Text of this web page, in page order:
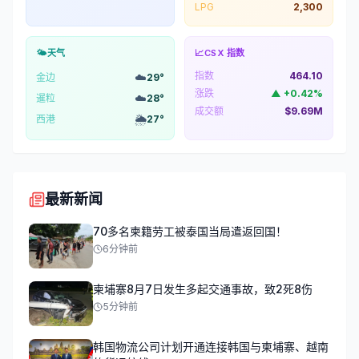
LPG 2,300
🌤️天气
金边 ☁️29°
暹粒
☁️28°
西港
🌦️27°
📈CSX 指数
指数
464.10
涨跌
▲ +0.42%
成交额
$9.69M
最新新闻
70多名柬籍劳工被泰国当局遣返回国！
6分钟前
柬埔寨8月7日发生多起交通事故，致2死8伤
5分钟前
韩国物流公司计划开通连接韩国与柬埔寨、越南